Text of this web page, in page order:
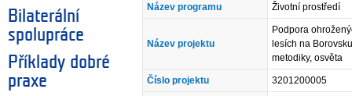
Bilaterální
spolupráce
Příklady dobré
praxe
Název programu Životní prostředí
Název projektu
Podpora
lesích na
metodiky, osvěta
Číslo projektu 3201200005